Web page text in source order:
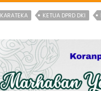
KARATEKA KETUA DPRD DKI